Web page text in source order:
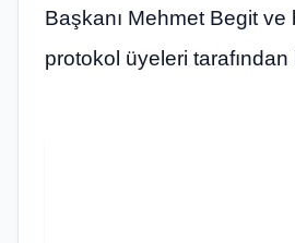
Başkanı Mehmet Begit ve
protokol üyeleri tarafından